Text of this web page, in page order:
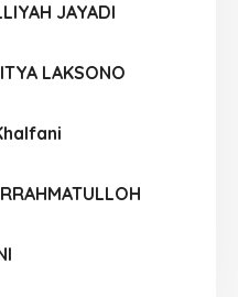
JAYADI
LAKSONO